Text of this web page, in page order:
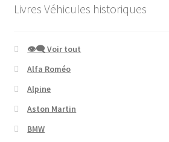
Livres Véhicules historiques
👁‍🗨 Voir tout
Alfa Roméo
Alpine
Aston Martin
BMW